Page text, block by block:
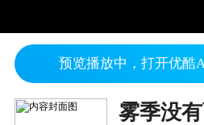
预览播放中，打开优酷
雾季没